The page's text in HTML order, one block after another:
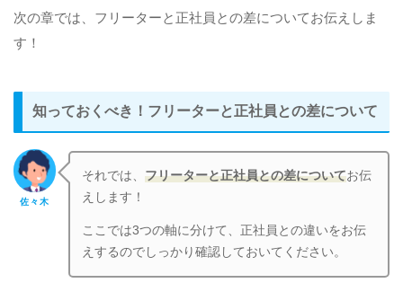
次の章では、フリーターと正社員との差についてお伝えしま
す！
知っておくべき！フリーターと正社員との差について
佐々木
それでは、フリーターと正社員との差についてお伝
えします！
ここでは3つの軸に分けて、正社員との違いをお伝
えするのでしっかり確認しておいてください。